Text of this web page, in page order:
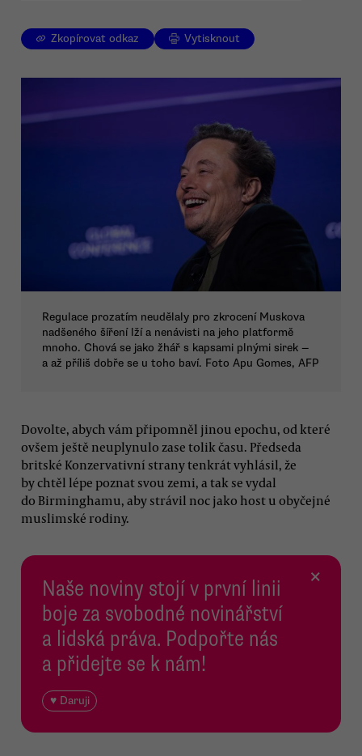
Zkopírovat odkaz Vytisknout
Regulace prozatím neudělaly pro zkrocení Muskova
nadšeného šíření lží a nenávisti na jeho platformě
mnoho. Chová se jako žhář s kapsami plnými sirek —
a až příliš dobře se u toho baví. Foto Apu Gomes, AFP
Dovolte, abych vám připomněl jinou epochu, od které
ovšem ještě neuplynulo zase tolik času. Předseda
britské Konzervativní strany tenkrát vyhlásil, že
by chtěl lépe poznat svou zemi, a tak se vydal
do Birminghamu, aby strávil noc jako host u obyčejné
muslimské rodiny.
Naše noviny stojí v první linii
boje za svobodné novinářství
a lidská práva. Podpořte nás
a přidejte se k nám!
♥ Daruji
×